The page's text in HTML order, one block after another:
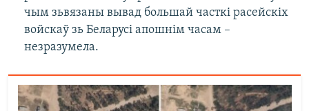
чым зьвязаны вывад большай часткі расейскіх
войскаў зь Беларусі апошнім часам –
незразумела.